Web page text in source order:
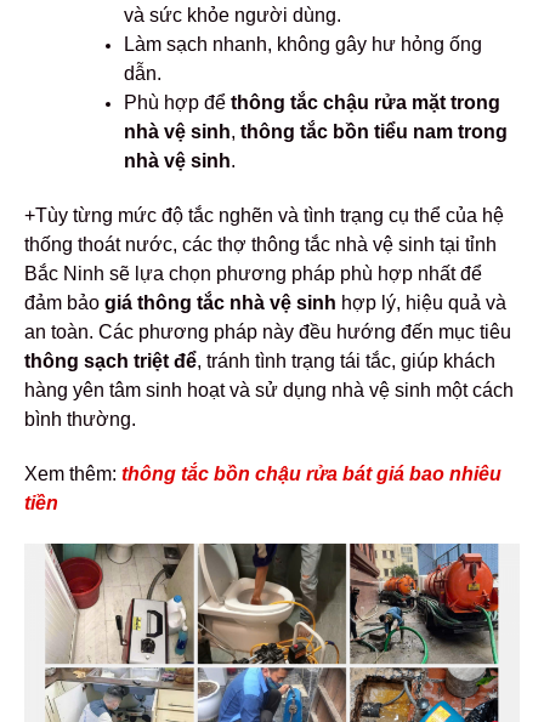
và sức khỏe người dùng.
Làm sạch nhanh, không gây hư hỏng ống
dẫn.
Phù hợp để thông tắc chậu rửa mặt trong
nhà vệ sinh, thông tắc bồn tiểu nam trong
nhà vệ sinh.
+Tùy từng mức độ tắc nghẽn và tình trạng cụ thể của hệ
thống thoát nước, các thợ thông tắc nhà vệ sinh tại tỉnh
Bắc Ninh sẽ lựa chọn phương pháp phù hợp nhất để
đảm bảo giá thông tắc nhà vệ sinh hợp lý, hiệu quả và
an toàn. Các phương pháp này đều hướng đến mục tiêu
thông sạch triệt để, tránh tình trạng tái tắc, giúp khách
hàng yên tâm sinh hoạt và sử dụng nhà vệ sinh một cách
bình thường.
Xem thêm: thông tắc bồn chậu rửa bát giá bao nhiêu
tiền